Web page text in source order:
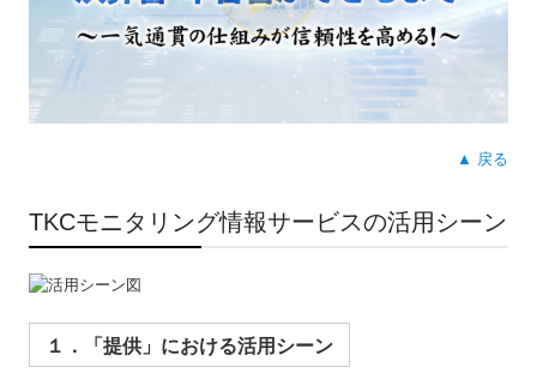
▲ 戻る
TKCモニタリング情報サービスの活用シーン
１．「提供」における活用シーン